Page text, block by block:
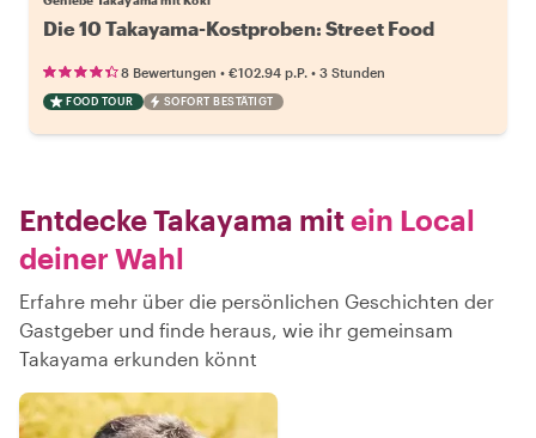
Die 10 Takayama-Kostproben: Street Food
8 Bewertungen • €102.94 p.P. • 3 Stunden
FOOD TOUR SOFORT BESTÄTIGT
Entdecke Takayama mitein Local
deiner Wahl
Erfahre mehr über die persönlichen Geschichten der
Gastgeber und finde heraus, wie ihr gemeinsam
Takayama erkunden könnt